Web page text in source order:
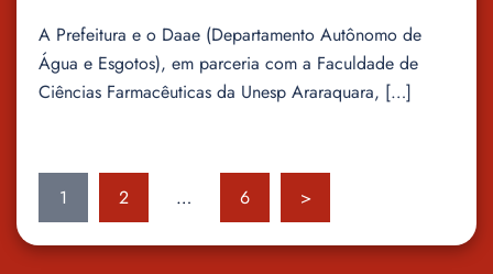
A Prefeitura e o Daae (Departamento Autônomo de
Água e Esgotos), em parceria com a Faculdade de
Ciências Farmacêuticas da Unesp Araraquara, […]
posts
1 2 … 6 >